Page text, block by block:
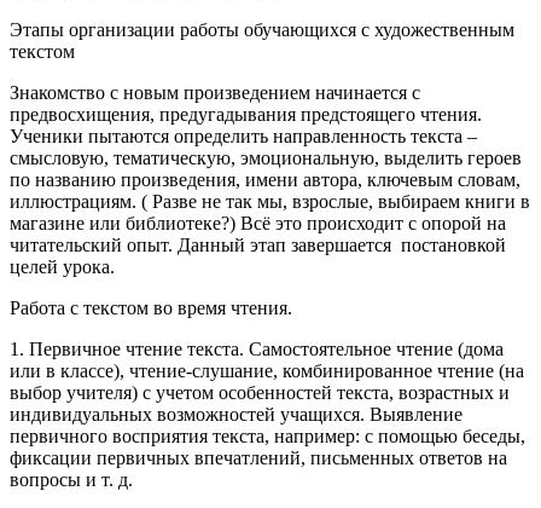
Этапы организации работы обучающихся с художественным
текстом
Знакомство с новым произведением начинается с
предвосхищения, предугадывания предстоящего чтения.
Ученики пытаются определить направленность текста –
смысловую, тематическую, эмоциональную, выделить героев
по названию произведения, имени автора, ключевым словам,
иллюстрациям. ( Разве не так мы, взрослые, выбираем книги в
магазине или библиотеке?) Всё это происходит с опорой на
читательский опыт. Данный этап завершается постановкой
целей урока.
Работа с текстом во время чтения.
1. Первичное чтение текста. Самостоятельное чтение (дома
или в классе), чтение-слушание, комбинированное чтение (на
выбор учителя) с учетом особенностей текста, возрастных и
индивидуальных возможностей учащихся. Выявление
первичного восприятия текста, например: с помощью беседы,
фиксации первичных впечатлений, письменных ответов на
вопросы и т. д.